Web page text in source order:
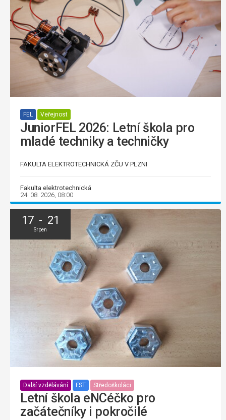
FEL Veřejnost
JuniorFEL 2026: Letní škola pro
mladé techniky a techničky
FAKULTA ELEKTROTECHNICKÁ ZČU V PLZNI
Fakulta elektrotechnická
24. 08. 2026, 08:00
17 - 21
Srpen
Další vzdělávání FST Středoškoláci
Letní škola eNCéčko pro
začátečníky i pokročilé